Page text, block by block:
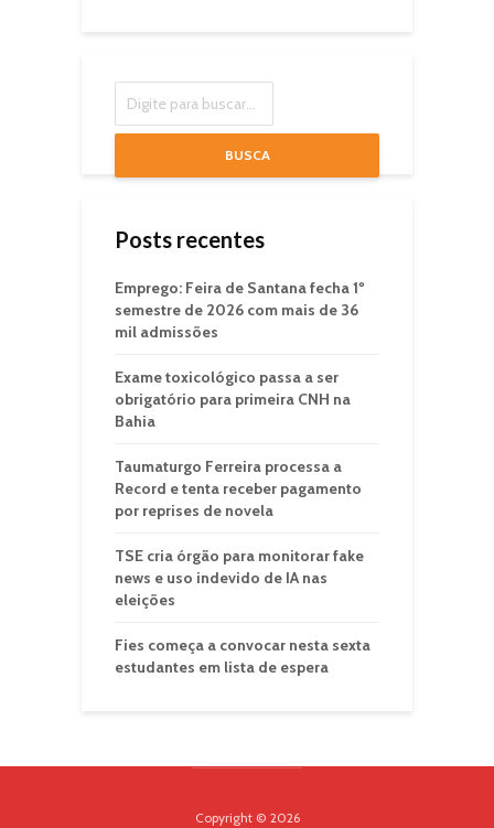
BUSCA
Posts recentes
Emprego: Feira de Santana fecha 1º
semestre de 2026 com mais de 36
mil admissões
Exame toxicológico passa a ser
obrigatório para primeira CNH na
Bahia
Taumaturgo Ferreira processa a
Record e tenta receber pagamento
por reprises de novela
TSE cria órgão para monitorar fake
news e uso indevido de IA nas
eleições
Fies começa a convocar nesta sexta
estudantes em lista de espera
Copyright © 2026